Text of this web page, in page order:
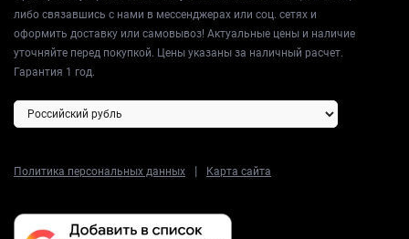
либо связавшись с нами в мессенджерах или соц. сетях и
оформить доставку или самовывоз! Актуальные цены и наличие
уточняйте перед покупкой. Цены указаны за наличный расчет.
Гарантия 1 год.
Политика персональных данных | Карта сайта